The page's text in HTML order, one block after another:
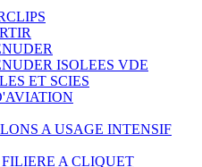
ISOLEES VDE
ET SCIES
A USAGE INTENSIF
A CLIQUET